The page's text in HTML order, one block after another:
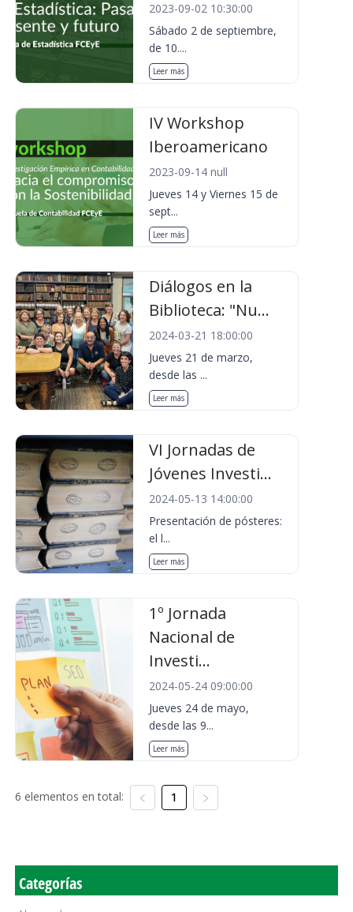
2023-09-02 10:30:00
Sábado 2 de septiembre,
de 10....
Leer más
IV Workshop
Iberoamericano
2023-09-14 null
Jueves 14 y Viernes 15 de
sept...
Leer más
Diálogos en la
Biblioteca: "Nu...
2024-03-21 18:00:00
Jueves 21 de marzo,
desde las ...
Leer más
VI Jornadas de
Jóvenes Investi...
2024-05-13 14:00:00
Presentación de pósteres:
el l...
Leer más
1º Jornada
Nacional de
Investi...
2024-05-24 09:00:00
Jueves 24 de mayo,
desde las 9...
Leer más
6 elementos en total: 1
Categorías